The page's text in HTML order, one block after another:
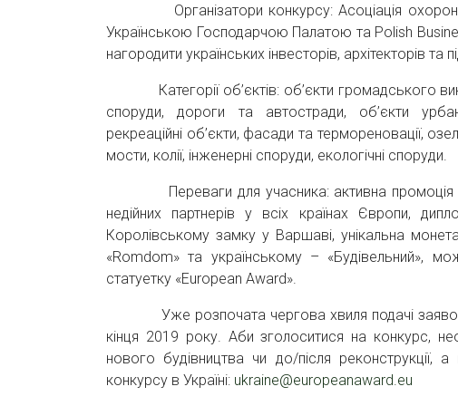
Організатори конкурсу: Асоціація охорони
Українською Господарчою Палатою та Polish
нагородити українських інвесторів, архітекторів та
Категорії об’єктів: об’єкти громадського
споруди, дороги та автостради, об’єкти
рекреаційні об’єкти, фасади та термореновації,
мости, колії, інженерні споруди, екологічні споруди.
Переваги для учасника: активна промоція на
недійних партнерів у всіх країнах Європи,
Королівському замку у Варшаві, унікальна
«Romdom» та українському – «Будівельний»,
статуетку «European Award».
Уже розпочата чергова хвиля подачі заявок.
кінця 2019 року. Аби зголоситися на конкурс,
нового будівництва чи до/після реконструкції,
конкурсу в Україні: ukraine@europeanaward.eu